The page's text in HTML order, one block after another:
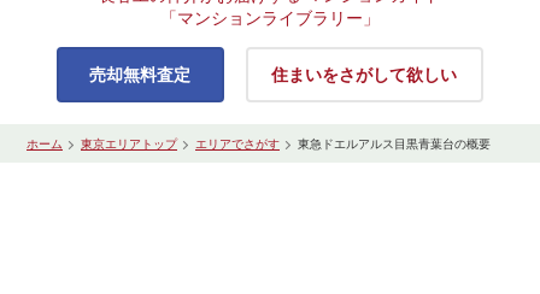
「マンションライブラリー」
売却無料査定 住まいをさがして欲しい
ホーム 東京エリアトップ エリアでさがす 東急ドエルアルス目黒青葉台の概要